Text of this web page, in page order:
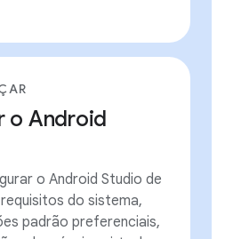
o Android
o Android Studio de
do sistema,
padrão preferenciais,